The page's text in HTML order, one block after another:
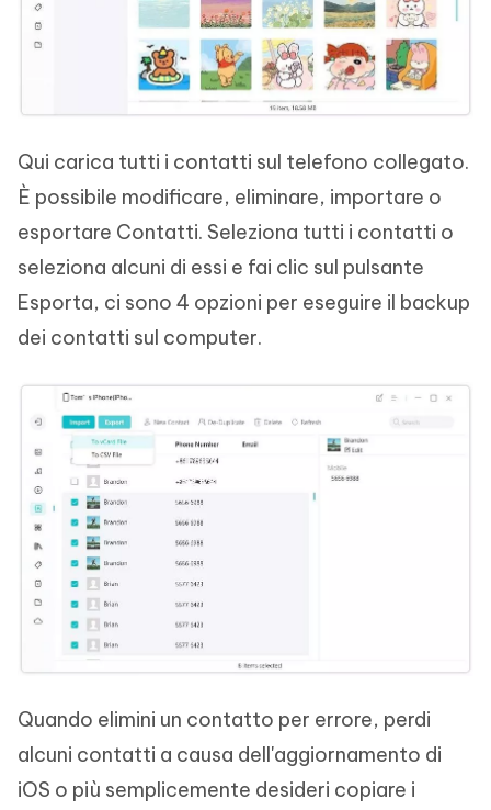
Qui carica tutti i contatti sul telefono collegato.
È possibile modificare, eliminare, importare o
esportare Contatti. Seleziona tutti i contatti o
seleziona alcuni di essi e fai clic sul pulsante
Esporta, ci sono 4 opzioni per eseguire il backup
dei contatti sul computer.
Quando elimini un contatto per errore, perdi
alcuni contatti a causa dell'aggiornamento di
iOS o più semplicemente desideri copiare i